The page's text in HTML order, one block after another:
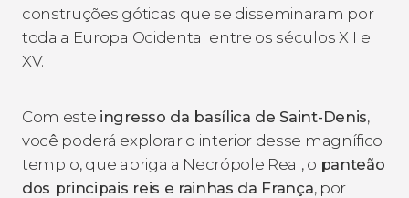
construções góticas que se disseminaram por
toda a Europa Ocidental entre os séculos XII e
XV.
Com este ingresso da basílica de Saint-Denis,
você poderá explorar o interior desse magnífico
templo, que abriga a Necrópole Real, o panteão
dos principais reis e rainhas da França, por